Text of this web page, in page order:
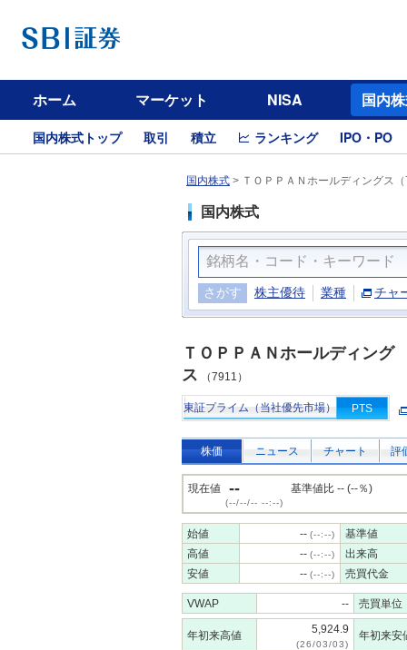
ホーム マーケット NISA 国内
国内株式トップ 取引 積立 ランキング IPO・PO
国内株式 > ＴＯＰＰＡＮホールディングス
国内株式
さがす 株主優待 業種 チャ
ＴＯＰＰＡＮホールディング
ス （7911）
東証プライム（当社優先市場） PTS
株価 ニュース チャート 評
現在値 --
(--/--/-- --:--)
基準値比 -- (--％)
始値 -- (--:--)
基準値
高値
-- (--:--)
出来高
安値
-- (--:--) 売買代金
VWAP -- 売買単位
年初来高値 5,924.9
(26/03/03)
年初来安